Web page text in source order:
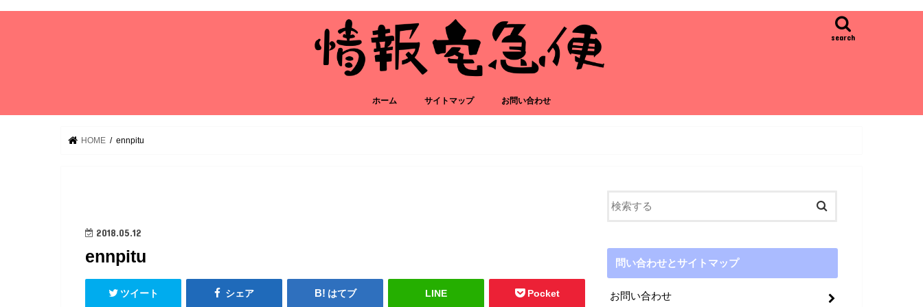
search
ホーム サイトマップ お問い合わせ
HOME ennpitu
2018.05.12
ennpitu
ツイート シェア はてブ LINE Pocket
問い合わせとサイトマップ
お問い合わせ